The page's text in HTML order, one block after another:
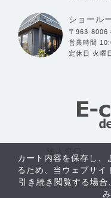
ショール
〒963-8006
営業時間
定休日 火曜
©2004- E-
カート内容を保存し、
るため、当ウェブサイ
引き続き閲覧する場